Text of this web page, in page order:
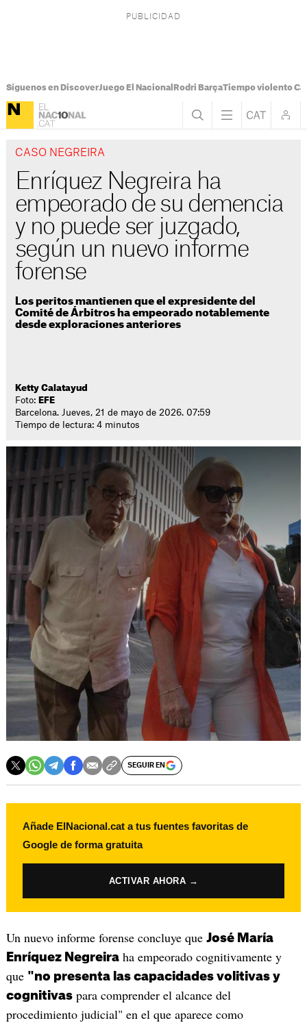
Síguenos en DiscoverJuego El Nacional Rodri BarçaTiempo violento
CASO NEGREIRA
Enríquez Negreira ha
empeorado de su demencia
y no puede ser juzgado,
según un nuevo informe
forense
Los peritos mantienen que el expresidente del
Comité de Árbitros ha empeorado notablemente
desde exploraciones anteriores
Ketty Calatayud
Foto: EFE
Barcelona. Jueves, 21 de mayo de 2026. 07:59
Tiempo de lectura: 4 minutos
SEGUIR EN
Añade ElNacional.cat a tus fuentes favoritas de
Google de forma gratuita
ACTIVAR AHORA →
Un nuevo informe forense concluye que José María
Enríquez Negreiraha empeorado cognitivamente y
que "no presenta las capacidades volitivas y
cognitivaspara comprender el alcance del
procedimiento judicial" en el que aparece como